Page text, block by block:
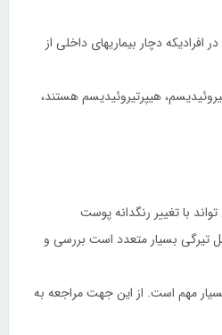
دچار بیماریهای داخلی از
هیپرتیروئیدیسم هستند،
با تغییر رنگدانه پوست
تیرگی بسیار متعدد است بررسی و
مهم است. از این جهت مراجعه به